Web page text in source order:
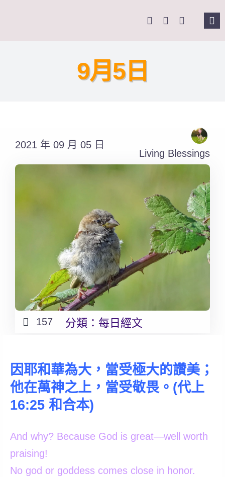
9月5日
2021 年 09 月 05 日
Living Blessings
157 分類： 每日經文
因耶和華為大，當受極大的讚美；
他在萬神之上，當受敬畏。 (代上
16:25 和合本)
And why? Because God is great—well worth
praising!
No god or goddess comes close in honor.